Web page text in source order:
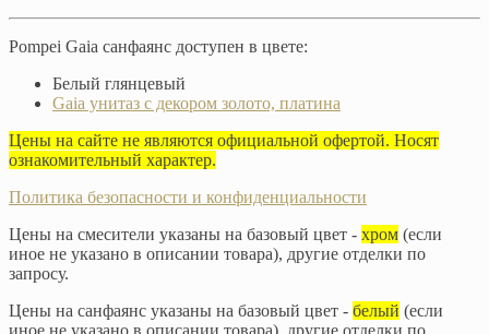
Pompei Gaia санфаянс доступен в цвете:
Белый глянцевый
Gaia унитаз с декором золото, платина
Цены на сайте не являются официальной офертой. Носят
ознакомительный характер.
Политика безопасности и конфиденциальности
Цены на смесители указаны на базовый цвет - хром (если
иное не указано в описании товара), другие отделки по
запросу.
Цены на санфаянс указаны на базовый цвет - белый (если